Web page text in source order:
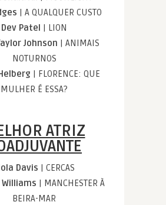
| A QUALQUER CUSTO
Dev Patel | LION
Johnson | ANIMAIS
NOTURNOS
| FLORENCE: QUE
MULHER É ESSA?
ATRIZ
Davis | CERCAS
| MANCHESTER À
BEIRA-MAR